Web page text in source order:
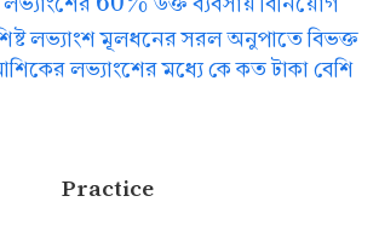
লভ্যাংশ মূলধনের সরল অনুপাতে বিভক্ত
লভ্যাংশের মধ্যে কে কত টাকা বেশি
Practice